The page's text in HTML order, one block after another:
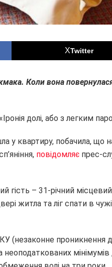
Twitter
Коли вона
долі, або з легким
у квартиру, побачила, що
повідомляє прес-
гість – 31-річний
житла та ліг спати в
(незаконне проникнення